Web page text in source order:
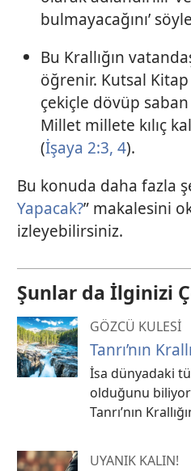
bulmayacağını’
Bu Krallığın
öğrenir. Kutsal Kitap
çekiçle dövüp saban
Millet millete kılıç
(İşaya 2:3, 4).
Bu konuda daha fazla
Yapacak?” makalesini
izleyebilirsiniz.
Şunlar da İlginizi
GÖZCÜ KULESİ
Tanrı’nın
İsa dünyadaki
olduğunu
Tanrı’nın
UYANIK KALIN!